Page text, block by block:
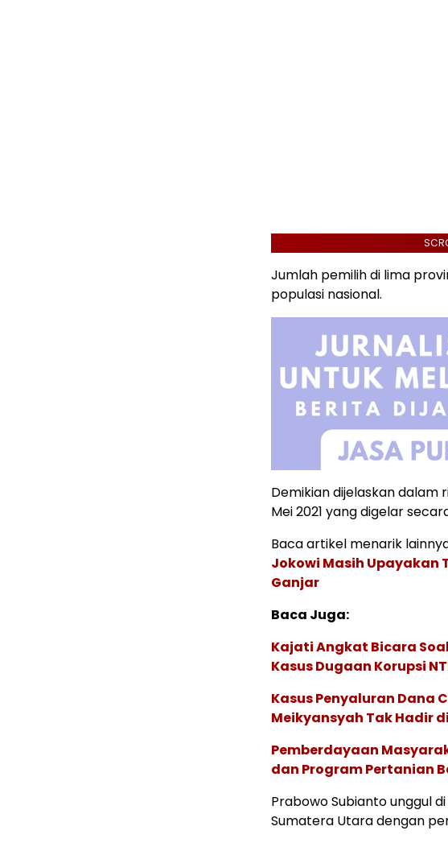
Jumlah pemilih di lima
populasi nasional.
Demikian dijelaskan dalam
Mei 2021 yang digelar
Baca artikel menarik
Jokowi Masih Upayakan
Ganjar
Baca Juga:
Kajati Angkat Bicara
Kasus Dugaan Korupsi
Kasus Penyaluran Dana
Meikyansyah Tak Hadir di
Pemberdayaan
dan Program Pertanian
Prabowo Subianto unggul
Sumatera Utara dengan